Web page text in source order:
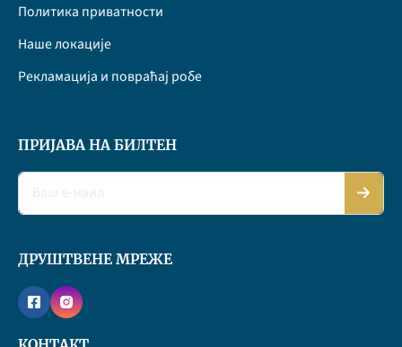
Политика приватности
Наше локације
Рекламација и повраћај робе
ПРИЈАВА НА БИЛТЕН
ДРУШТВЕНЕ МРЕЖЕ